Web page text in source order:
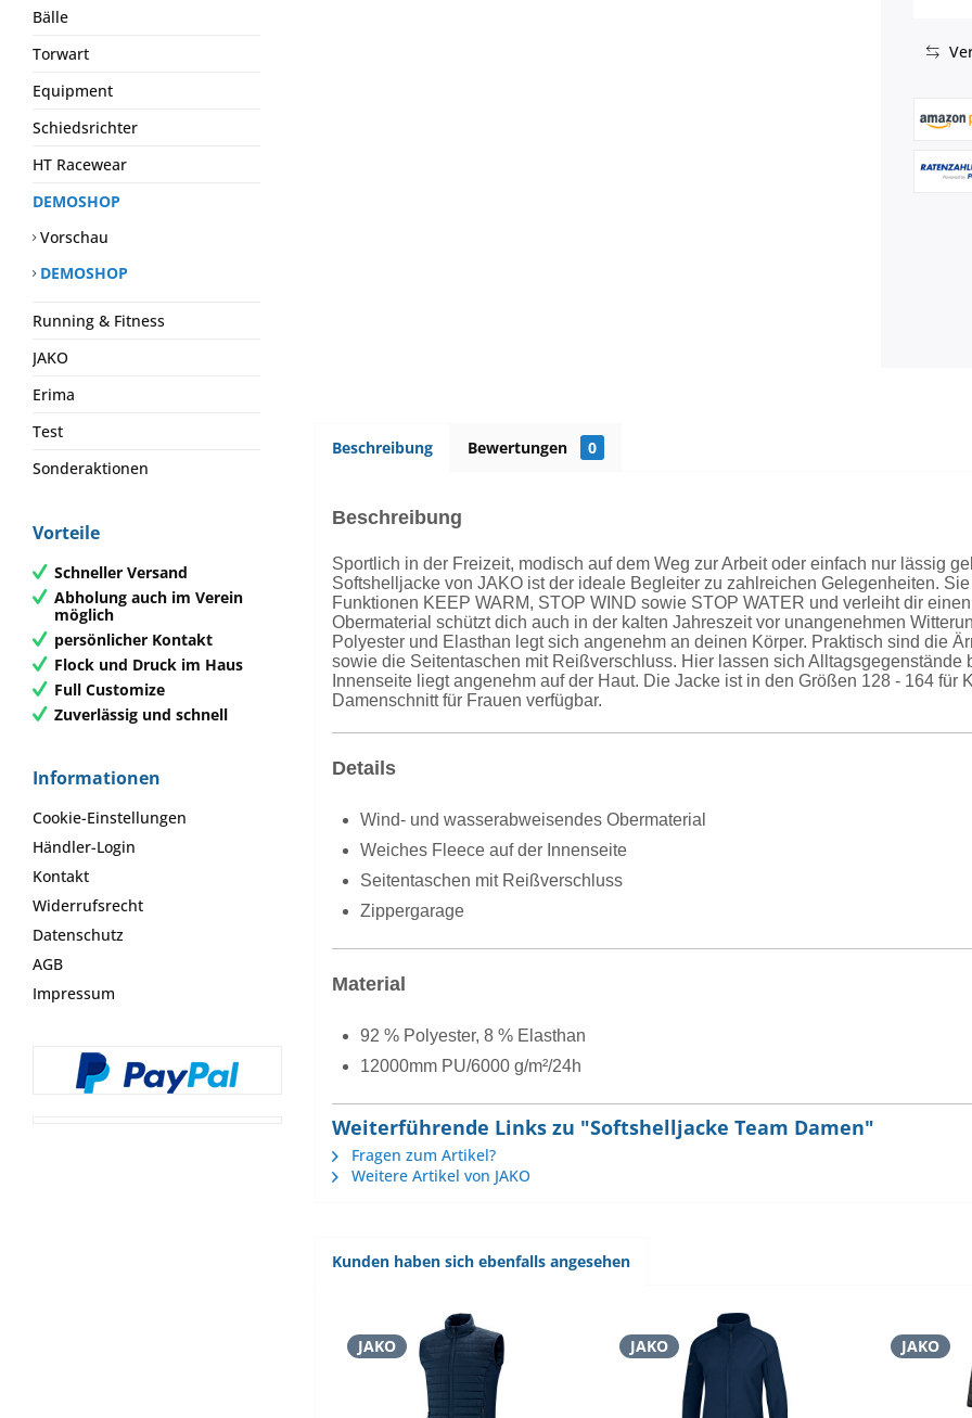
Bälle
Torwart
Equipment
Schiedsrichter
HT Racewear
DEMOSHOP
Vorschau
DEMOSHOP
Running & Fitness
JAKO
Erima
Test
Sonderaktionen
Vorteile
Schneller Versand
Abholung auch im Verein
möglich
persönlicher Kontakt
Flock und Druck im Haus
Full Customize
Zuverlässig und schnell
Informationen
Cookie-Einstellungen
Händler-Login
Kontakt
Widerrufsrecht
Datenschutz
AGB
Impressum
Beschreibung Bewertungen 0
Beschreibung
Sportlich in der Freizeit, modisch auf dem Weg zur Arbeit oder einfach nur lässig
Softshelljacke von JAKO ist der ideale Begleiter zu zahlreichen Gelegenheiten.
Funktionen KEEP WARM, STOP WIND sowie STOP WATER und verleiht dir
Obermaterial schützt dich auch in der kalten Jahreszeit vor unangenehmen
Polyester und Elasthan legt sich angenehm an deinen Körper. Praktisch sind die
sowie die Seitentaschen mit Reißverschluss. Hier lassen sich
Innenseite liegt angenehm auf der Haut. Die Jacke ist in den Größen 128 - 164 für
Damenschnitt für Frauen verfügbar.
Details
Wind- und wasserabweisendes Obermaterial
Weiches Fleece auf der Innenseite
Seitentaschen mit Reißverschluss
Zippergarage
Material
92 % Polyester, 8 % Elasthan
12000mm PU/6000 g/m²/24h
Weiterführende Links zu "Softshelljacke Team Damen"
Fragen zum Artikel?
Weitere Artikel von JAKO
Kunden haben sich ebenfalls angesehen
JAKO JAKO JAKO